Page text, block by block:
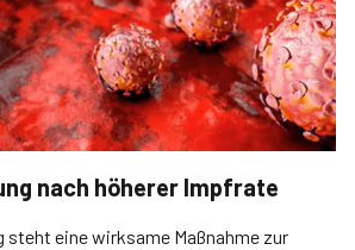
nach höherer Impfrate
steht eine wirksame Maßnahme zur